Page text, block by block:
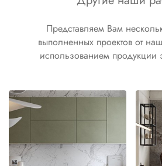
Представляем Вам
выполненных проектов от
использованием